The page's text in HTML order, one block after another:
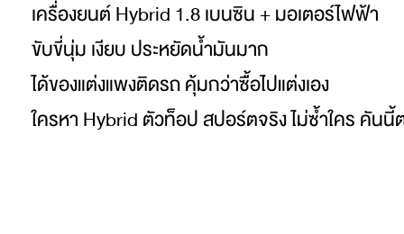
เครื่องยนต์ Hybrid 1.8 เบนซิน + มอเตอร์ไฟฟ้า
ขับขี่นุ่ม เงียบ ประหยัดน้ำมันมาก
ได้ของแต่งแพงติดรถ คุ้มกว่าซื้อไปแต่งเอง
ใครหา Hybrid ตัวท็อป สปอร์ตจริง ไม่ซ้ำใคร คัน